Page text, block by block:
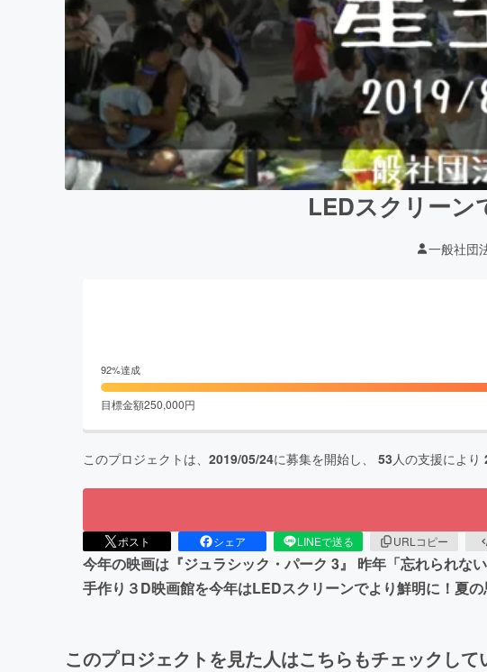
LEDスクリーン
一般社団
92%達成
目標金額250,000円
このプロジェクトは、 2019/05/24に募集を開始し、 53 人の支援により
ポスト シェア LINEで送る URLコピー
今年の映画は『ジュラシック・パーク 3』 昨年「忘れられな
手作り３D映画館を今年はLEDスクリーンでより鮮明に！夏の
このプロジェクトを見た人はこちらもチェックして